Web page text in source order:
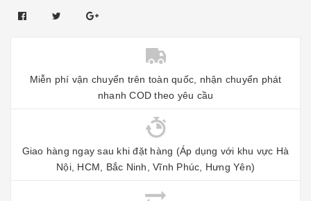
Miễn phí vận chuyển trên toàn quốc, nhận chuyển phát
nhanh COD theo yêu cầu
Giao hàng ngay sau khi đặt hàng (Áp dụng với khu vực Hà
Nội, HCM, Bắc Ninh, Vĩnh Phúc, Hưng Yên)